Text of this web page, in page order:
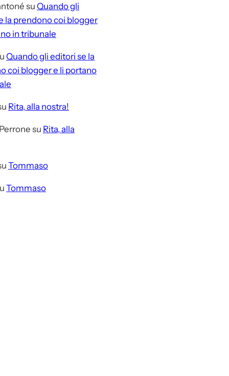
su Quando gli
la prendono coi blogger
in tribunale
Quando gli editori se la
coi blogger e li portano
Rita, alla nostra!
su Rita, alla
Tommaso
Tommaso